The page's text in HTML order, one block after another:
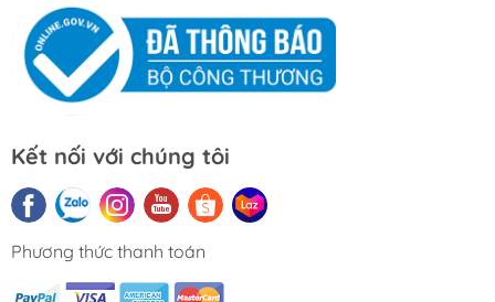
Kết nối với chúng tôi
Phương thức thanh toán